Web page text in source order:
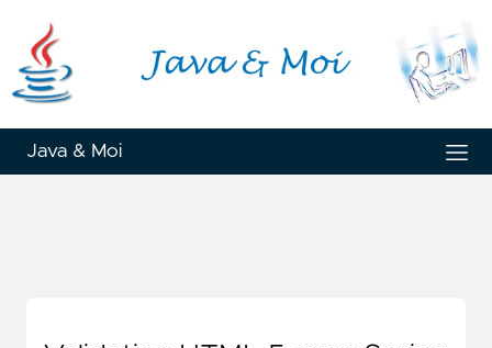
Java & Moi